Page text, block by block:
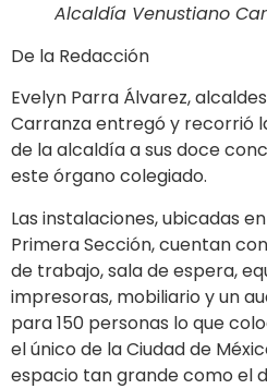
Alcaldía Venustiano
De la Redacción
Evelyn Parra Álvarez,
Carranza entregó y recorrió
de la alcaldía a sus doce
este órgano colegiado.
Las instalaciones, ubicadas
Primera Sección, cuentan
de trabajo, sala de espera,
impresoras, mobiliario y un
para 150 personas lo que
el único de la Ciudad de
espacio tan grande como el